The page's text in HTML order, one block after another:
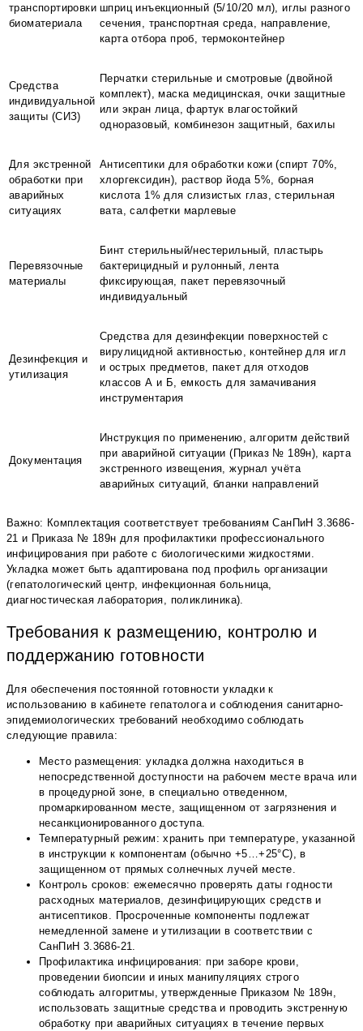
транспортировки
биоматериала
шприц инъекционный (5/10/20 мл), иглы разного
сечения, транспортная среда, направление,
карта отбора проб, термоконтейнер
Средства
индивидуальной
защиты (СИЗ)
Перчатки стерильные и смотровые (двойной
комплект), маска медицинская, очки защитные
или экран лица, фартук влагостойкий
одноразовый, комбинезон защитный, бахилы
Для экстренной
обработки при
аварийных
ситуациях
Антисептики для обработки кожи (спирт 70%,
хлоргексидин), раствор йода 5%, борная
кислота 1% для слизистых глаз, стерильная
вата, салфетки марлевые
Перевязочные
материалы
Бинт стерильный/нестерильный, пластырь
бактерицидный и рулонный, лента
фиксирующая, пакет перевязочный
индивидуальный
Дезинфекция и
утилизация
Средства для дезинфекции поверхностей с
вирулицидной активностью, контейнер для игл
и острых предметов, пакет для отходов
классов А и Б, емкость для замачивания
инструментария
Документация
Инструкция по применению, алгоритм действий
при аварийной ситуации (Приказ № 189н), карта
экстренного извещения, журнал учёта
аварийных ситуаций, бланки направлений
Важно: Комплектация соответствует требованиям СанПиН 3.3686-
21 и Приказа № 189н для профилактики профессионального
инфицирования при работе с биологическими жидкостями.
Укладка может быть адаптирована под профиль организации
(гепатологический центр, инфекционная больница,
диагностическая лаборатория, поликлиника).
Требования к размещению, контролю и
поддержанию готовности
Для обеспечения постоянной готовности укладки к
использованию в кабинете гепатолога и соблюдения санитарно-
эпидемиологических требований необходимо соблюдать
следующие правила:
Место размещения: укладка должна находиться в
непосредственной доступности на рабочем месте врача или
в процедурной зоне, в специально отведенном,
промаркированном месте, защищенном от загрязнения и
несанкционированного доступа.
Температурный режим: хранить при температуре, указанной
в инструкции к компонентам (обычно +5…+25°С), в
защищенном от прямых солнечных лучей месте.
Контроль сроков: ежемесячно проверять даты годности
расходных материалов, дезинфицирующих средств и
антисептиков. Просроченные компоненты подлежат
немедленной замене и утилизации в соответствии с
СанПиН 3.3686-21.
Профилактика инфицирования: при заборе крови,
проведении биопсии и иных манипуляциях строго
соблюдать алгоритмы, утвержденные Приказом № 189н,
использовать защитные средства и проводить экстренную
обработку при аварийных ситуациях в течение первых